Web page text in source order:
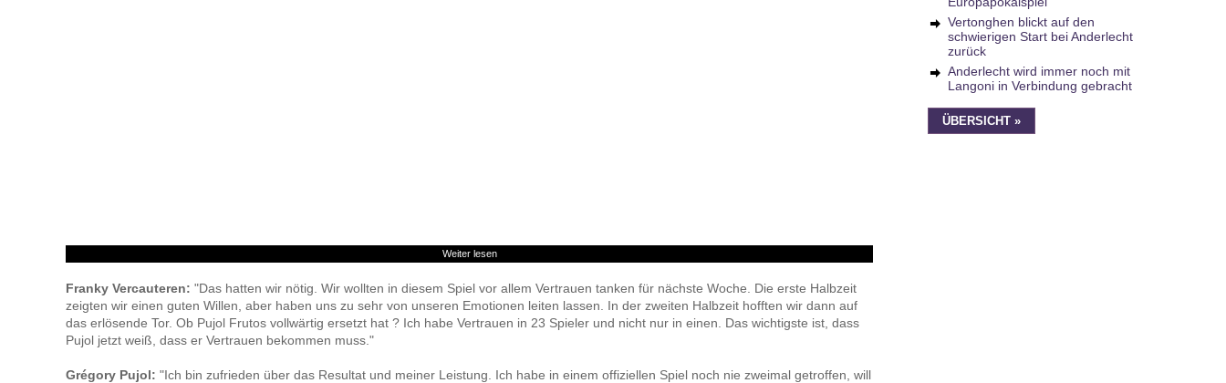
Weiter lesen
Franky Vercauteren: "Das hatten wir nötig. Wir wollten in diesem Spiel vor allem Vertrauen tanken für nächste Woche. Die erste Halbzeit
zeigten wir einen guten Willen, aber haben uns zu sehr von unseren Emotionen leiten lassen. In der zweiten Halbzeit hofften wir dann auf
das erlösende Tor. Ob Pujol Frutos vollwärtig ersetzt hat ? Ich habe Vertrauen in 23 Spieler und nicht nur in einen. Das wichtigste ist, dass
Pujol jetzt weiß, dass er Vertrauen bekommen muss."
Grégory Pujol: "Ich bin zufrieden über das Resultat und meiner Leistung. Ich habe in einem offiziellen Spiel noch nie zweimal getroffen, will
Vertonghen blickt auf den
schwierigen Start bei Anderlecht
zurück
Anderlecht wird immer noch mit
Langoni in Verbindung gebracht
ÜBERSICHT »